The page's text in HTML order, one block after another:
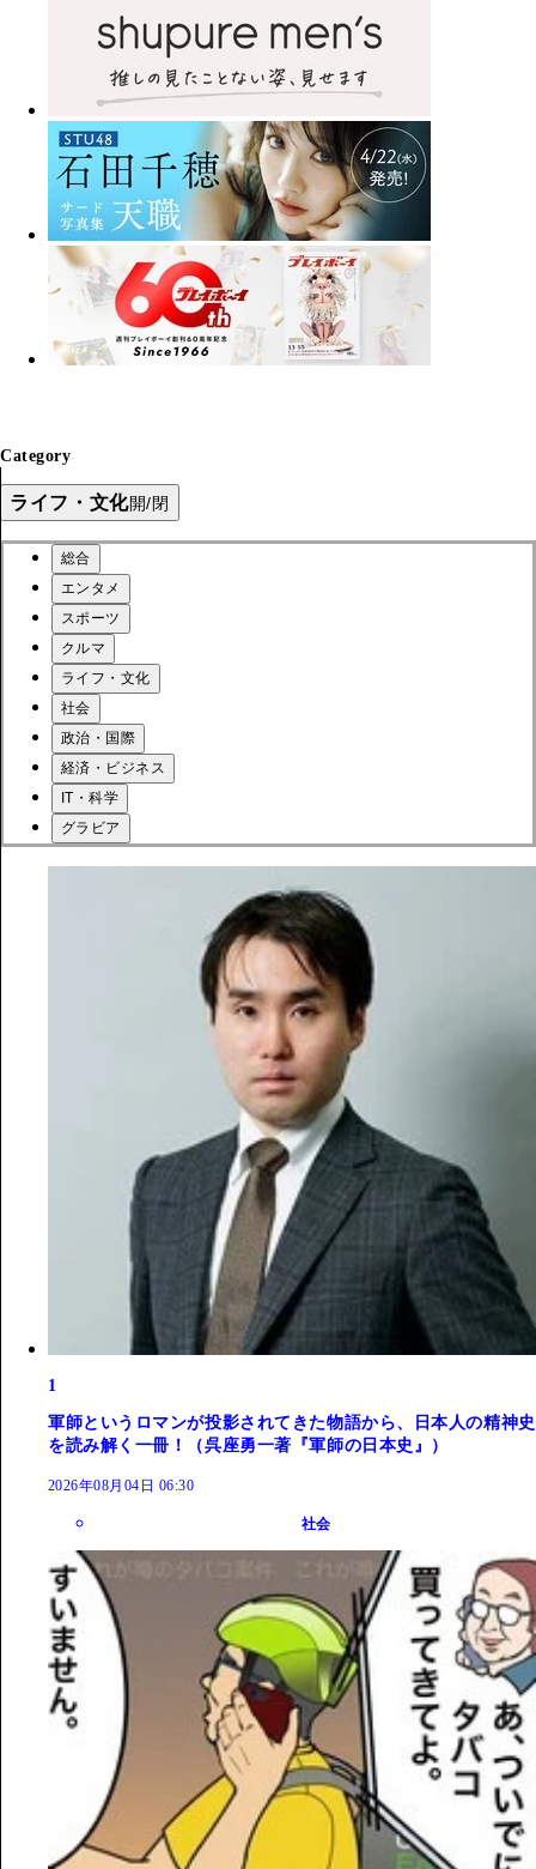
Category
ライフ・文化開/閉
総合
エンタメ
スポーツ
クルマ
ライフ・文化
社会
政治・国際
経済・ビジネス
IT・科学
グラビア
1
軍師というロマンが投影されてきた物語から、日本人の精神史
を読み解く一冊！（呉座勇一著『軍師の日本史』）
2026年08月04日 06:30
社会